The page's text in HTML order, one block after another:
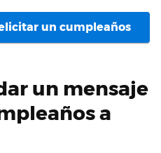
un cumpleaños
un mensaje
a